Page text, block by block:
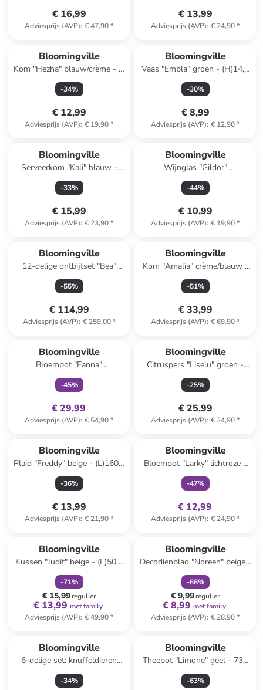
€ 16,99
Adviesprijs (AVP): € 47,90*
€ 13,99
Adviesprijs (AVP): € 24,90*
Bloomingville
Kom "Hezha" blauw/crème - Ø
13 cm
-34%
€ 12,99
Adviesprijs (AVP): € 19,90*
Bloomingville
Vaas "Embla" groen - (H)14,5
x Ø 6 cm
-30%
€ 8,99
Adviesprijs (AVP): € 12,90*
Bloomingville
Serveerkom "Kali" blauw -
(H)9,5 x Ø 9,5 cm
-33%
€ 15,99
Adviesprijs (AVP): € 23,90*
Bloomingville
Wijnglas "Gildor"
transparant/lichtbruin/groen -
490 ml
-44%
€ 10,99
Adviesprijs (AVP): € 19,90*
Bloomingville
12-delige ontbijtset "Bea"
crème/zwart
-55%
€ 114,99
Adviesprijs (AVP): € 259,00*
Bloomingville
Kom "Amalia" crème/blauw -
Ø 24 cm
-51%
€ 33,99
Adviesprijs (AVP): € 69,90*
Bloomingville
Bloempot "Eanna"
wit/meerkleurig - (H)14 x Ø
19,5 cm
-45%
€ 29,99
Adviesprijs (AVP): € 54,90*
Bloomingville
Citruspers "Liselu" groen -
(H)15,5 x Ø 17 cm
-25%
€ 25,99
Adviesprijs (AVP): € 34,90*
Bloomingville
Plaid "Freddy" beige - (L)160 x
(B)130 cm
-36%
€ 13,99
Adviesprijs (AVP): € 21,90*
Bloomingville
Bloempot "Larky" lichtroze -
(H)16 x Ø 11 cm
-47%
€ 12,99
Adviesprijs (AVP): € 24,90*
Bloomingville
Kussen "Judit" beige - (L)50 x
(B)50 cm
-71%
€ 15,99regulier
€ 13,99 met family
Adviesprijs (AVP): € 49,90*
Bloomingville
Decodienblad "Noreen" beige -
Ø 29 cm
-68%
€ 9,99regulier
€ 8,99 met family
Adviesprijs (AVP): € 28,90*
Bloomingville
6-delige set: knuffeldieren
"Animal Friends" - vanaf de
geboorte
-34%
Bloomingville
Theepot "Limone" geel - 730
ml
-63%